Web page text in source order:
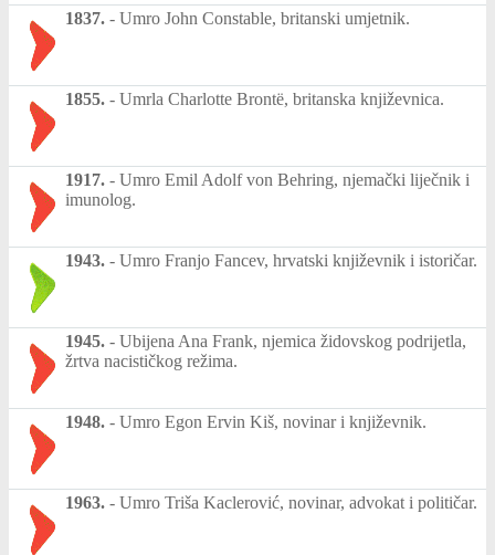
1837. - Umro John Constable, britanski umjetnik.
1855. - Umrla Charlotte Brontë, britanska književnica.
1917. - Umro Emil Adolf von Behring, njemački liječnik i
imunolog.
1943. - Umro Franjo Fancev, hrvatski književnik i istoričar.
1945. - Ubijena Ana Frank, njemica židovskog podrijetla,
žrtva nacističkog režima.
1948. - Umro Egon Ervin Kiš, novinar i književnik.
1963. - Umro Triša Kaclerović, novinar, advokat i političar.